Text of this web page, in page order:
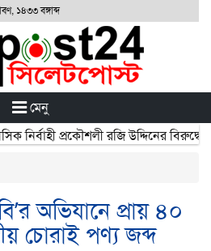
১৪৩৩ বঙ্গাব্দ
মেনু
নির্বাহী প্রকৌশলী রজি উদ্দিনের
অভিযানে প্রায় ৪০
চোরাই পণ্য জব্দ